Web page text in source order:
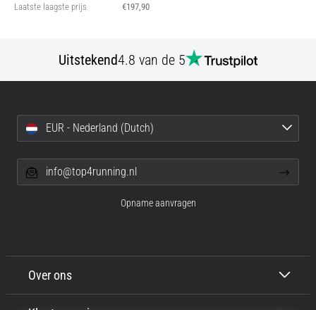
Laatste laagste prijs €197,90
Uitstekend4.8 van de 5
Over ons
EUR - Nederland (Dutch)
info@top4running.nl
Opname aanvragen